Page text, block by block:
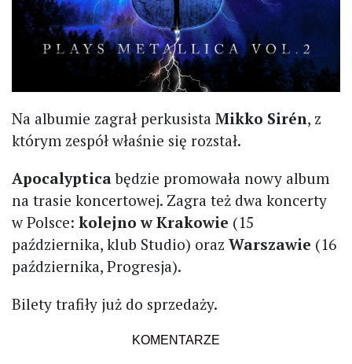
Na albumie zagrał perkusista Mikko Sirén, z
którym zespół właśnie się rozstał.
Apocalypticabędzie promowała nowy album
na trasie koncertowej. Zagra też dwa koncerty
w Polsce: kolejno w Krakowie (15
października, klub Studio) oraz Warszawie (16
października, Progresja).
Bilety trafiły już do sprzedaży.
KOMENTARZE